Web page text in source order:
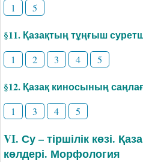
1 5
§11. Қазақтың тұңғыш
1 2 3 4 5
§12. Қазақ киносының
1 3 4 5
VI. Су – тіршілік көзі.
көлдері. Морфология